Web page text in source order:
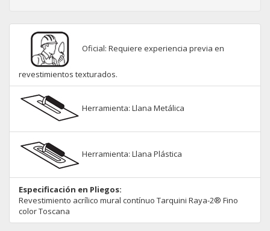
Oficial: Requiere experiencia previa en
revestimientos texturados.
Herramienta: Llana Metálica
Herramienta: Llana Plástica
Especificación en Pliegos:
Revestimiento acrílico mural contínuo Tarquini Raya-2® Fino
color Toscana